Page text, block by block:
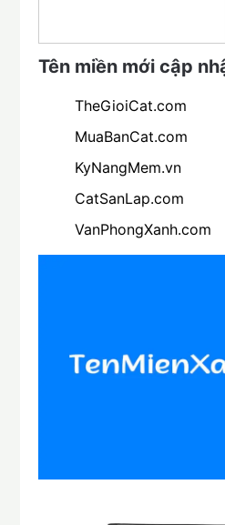
Tên miền mới cập
TheGioiCat.com
MuaBanCat.com
KyNangMem.vn
CatSanLap.com
VanPhongXanh.com